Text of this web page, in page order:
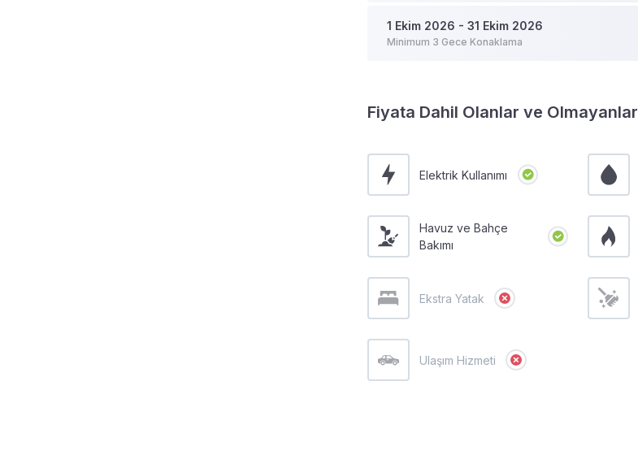
1 Ekim 2026 - 31 Ekim 2026
Minimum 3 Gece Konaklama
Fiyata Dahil Olanlar ve Olmayanlar
Elektrik Kullanımı
Havuz ve Bahçe
Bakımı
Ekstra Yatak
Ulaşım Hizmeti